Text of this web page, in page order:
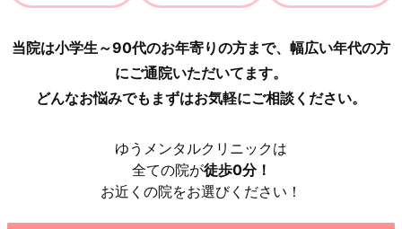
当院は小学生～90代のお年寄りの方まで、幅広い年代の方
にご通院いただいてます。
どんなお悩みでもまずはお気軽にご相談ください。
ゆうメンタルクリニックは
全ての院が徒歩0分！
お近くの院をお選びください！